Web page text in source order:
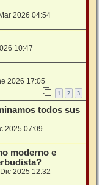
2026 04:54
10:47
2026 17:05
1 2 3
todos sus
2025 07:09
moderno e
2025 12:32